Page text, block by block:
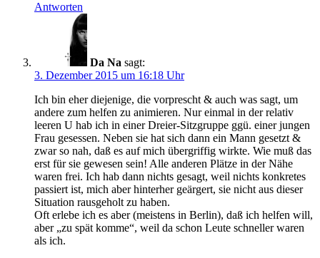
Antworten
Da Na sagt:
3. Dezember 2015 um 16:18 Uhr
Ich bin eher diejenige, die vorprescht & auch was sagt, um
andere zum helfen zu animieren. Nur einmal in der relativ
leeren U hab ich in einer Dreier-Sitzgruppe ggü. einer jungen
Frau gesessen. Neben sie hat sich dann ein Mann gesetzt &
zwar so nah, daß es auf mich übergriffig wirkte. Wie muß das
erst für sie gewesen sein! Alle anderen Plätze in der Nähe
waren frei. Ich hab dann nichts gesagt, weil nichts konkretes
passiert ist, mich aber hinterher geärgert, sie nicht aus dieser
Situation rausgeholt zu haben.
Oft erlebe ich es aber (meistens in Berlin), daß ich helfen will,
aber „zu spät komme“, weil da schon Leute schneller waren
als ich.